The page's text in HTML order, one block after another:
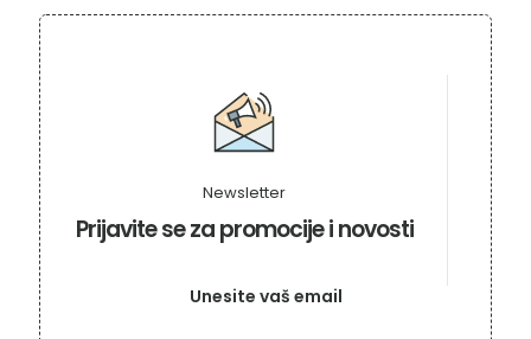
Prijavite se za promocije i novosti
Newsletter
Unesite vaš email